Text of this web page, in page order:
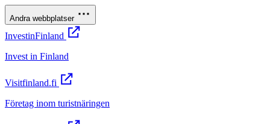
Andra webbplatser
InvestinFinland
Invest in Finland
Visitfinland.fi
Företag inom turistnäringen